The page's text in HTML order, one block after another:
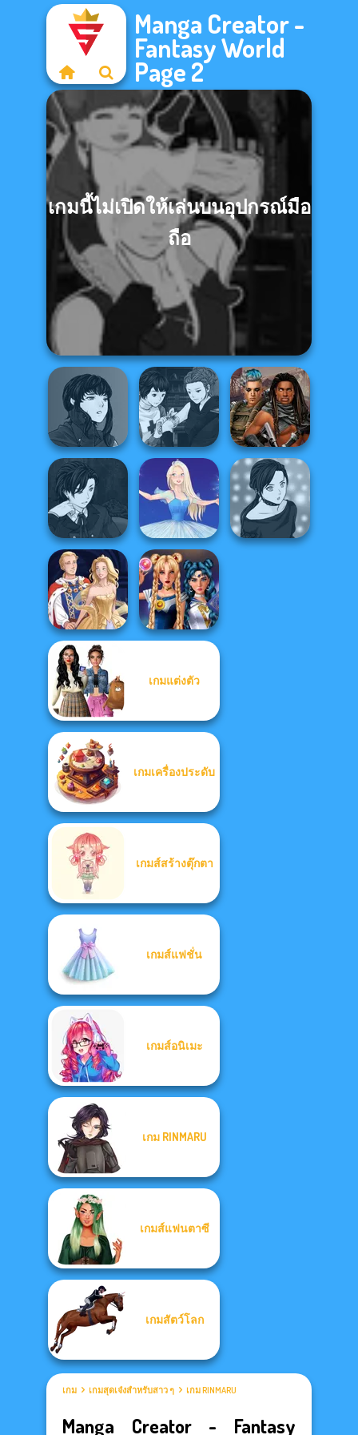
Manga Creator -
Fantasy World
Page 2
เกมนี้ไม่เปิดให้เล่นบนอุปกรณ์มือ
ถือ
Manga Creator
Vampire Hunter
P...
Manga Creator
Vampire Hunter
P...
Cyberpunk
Guardians
Manga Creator
Vampire Hunter
P...
Ice Ballerina
Sun Dress
Sailor Moon And
เกมแต่งตัว
เกมเครื่องประดับ
เกมส์สร้างตุ๊กตา
เกมส์แฟชั่น
เกมส์อนิเมะ
เกม RINMARU
เกมส์แฟนตาซี
เกมสัตว์โลก
เกม เกมสุดเจ๋งสำหรับสาว ๆ เกม RINMARU
Manga Creator - Fantasy